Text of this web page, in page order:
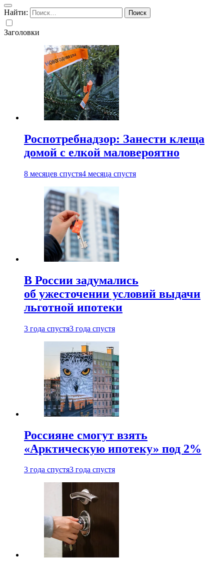
Найти:
Заголовки
Роспотребнадзор: Занести клеща
домой с елкой маловероятно
8 месяцев спустя4 месяца спустя
В России задумались
об ужесточении условий выдачи
льготной ипотеки
3 года спустя3 года спустя
Россияне смогут взять
«Арктическую ипотеку» под 2%
3 года спустя3 года спустя